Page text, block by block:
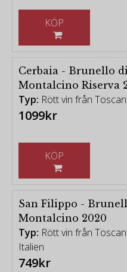
Cerbaia - Brunello
Montalcino Riserva
Typ: Rött vin från
1099kr
San Filippo -
Montalcino 2020
Typ: Rött vin från
Italien
749kr